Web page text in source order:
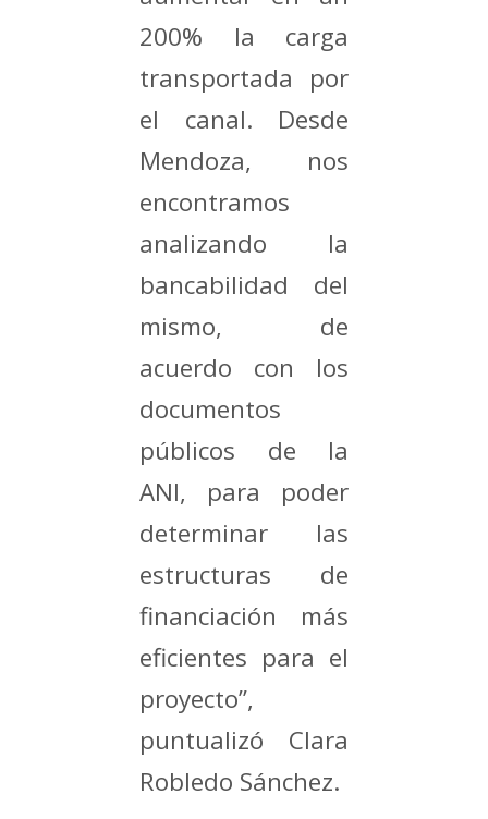
200% la carga
transportada por
el canal. Desde
Mendoza, nos
encontramos
analizando la
bancabilidad del
mismo, de
acuerdo con los
documentos
públicos de la
ANI, para poder
determinar las
estructuras de
financiación más
eficientes para el
proyecto”,
puntualizó Clara
Robledo Sánchez.